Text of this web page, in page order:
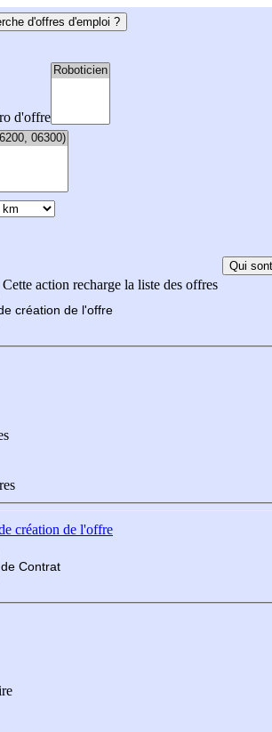
d'offres d'emploi ?
d'offre
Cette action recharge la liste des offres
Qui
création de l'offre
création de l'offre
Contrat